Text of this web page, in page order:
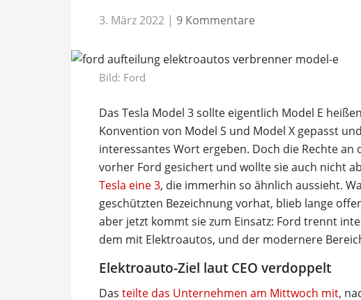
3. März 2022 | 9 Kommentare
Bild: Ford
Das Tesla Model 3 sollte eigentlich Model E
Konvention von Model S und Model X gepasst
interessantes Wort ergeben. Doch die Rechte
vorher Ford gesichert und wollte sie auch nicht
Tesla eine 3, die immerhin so ähnlich aussieht.
geschützten Bezeichnung vorhat, blieb lange
aber jetzt kommt sie zum Einsatz: Ford trennt
dem mit Elektroautos, und der modernere
Elektroauto-Ziel laut CEO verdoppelt
Das teilte das Unternehmen am Mittwoch mit,